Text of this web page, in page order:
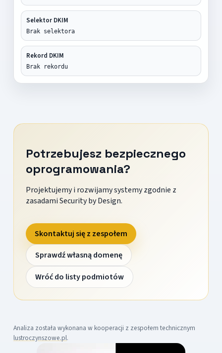
Selektor DKIM
Brak selektora
Rekord DKIM
Brak rekordu
Potrzebujesz bezpiecznego
oprogramowania?
Projektujemy i rozwijamy systemy zgodnie z
zasadami Security by Design.
Skontaktuj się z zespołem
Sprawdź własną domenę
Wróć do listy podmiotów
Analiza została wykonana w kooperacji z zespołem technicznym
lustroczynszowe.pl.